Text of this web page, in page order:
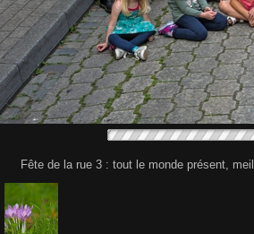
Fête de la rue 3 : tout le monde présent,